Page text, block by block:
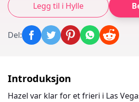
Legg til i Hylle
Del:
Introduksjon
Hazel var klar for et frieri i Las